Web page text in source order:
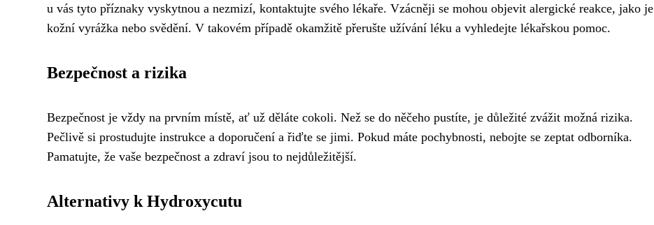
u vás tyto příznaky vyskytnou a nezmizí, kontaktujte svého lékaře. Vzácněji se mohou objevit alergické reakce, jako je
kožní vyrážka nebo svědění. V takovém případě okamžitě přerušte užívání léku a vyhledejte lékařskou pomoc.
Bezpečnost a rizika
Bezpečnost je vždy na prvním místě, ať už děláte cokoli. Než se do něčeho pustíte, je důležité zvážit možná rizika.
Pečlivě si prostudujte instrukce a doporučení a řiďte se jimi. Pokud máte pochybnosti, nebojte se zeptat odborníka.
Pamatujte, že vaše bezpečnost a zdraví jsou to nejdůležitější.
Alternativy k Hydroxycutu